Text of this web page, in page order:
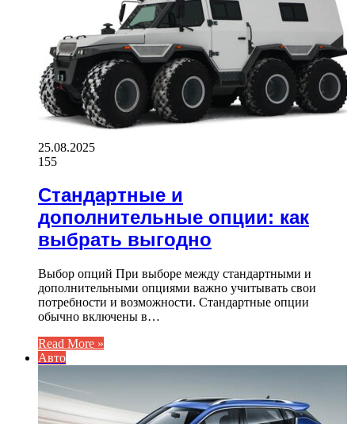
25.08.2025
155
Стандартные и
дополнительные опции: как
выбрать выгодно
Выбор опций При выборе между стандартными и
дополнительными опциями важно учитывать свои
потребности и возможности. Стандартные опции
обычно включены в…
Read More »
Авто